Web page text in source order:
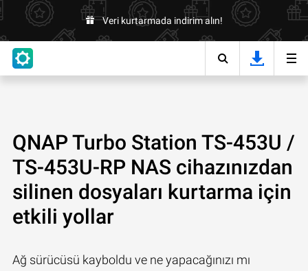
Veri kurtarmada indirim alın!
QNAP Turbo Station TS-453U /
TS-453U-RP NAS cihazınızdan
silinen dosyaları kurtarma için
etkili yollar
Ağ sürücüsü kayboldu ve ne yapacağınızı mı